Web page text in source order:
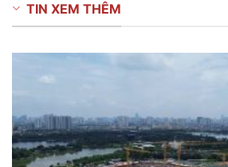
TIN XEM THÊM